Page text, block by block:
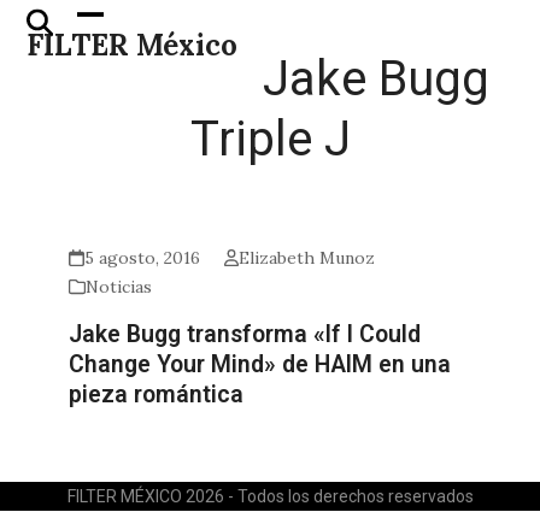
Skip
FILTER México
Open
mobile
Close
mobile
Jake Bugg
Triple J
5 agosto, 2016
Elizabeth Munoz
Noticias
Jake Bugg transforma «If I Could
Change Your Mind» de HAIM en una
pieza romántica
FILTER MÉXICO 2026 - Todos los derechos reservados